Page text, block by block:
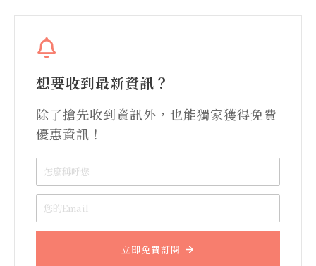
想要收到最新資訊？
除了搶先收到資訊外，也能獨家獲得免費
優惠資訊！
立即免費訂閱